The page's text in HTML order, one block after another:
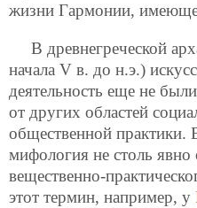
жизни Гармонии,
В древнегреческой
начала V в. до н.э.)
деятельность еще не
от других областей
общественной практики.
мифология не столь
вещественно-
этот термин, например, у